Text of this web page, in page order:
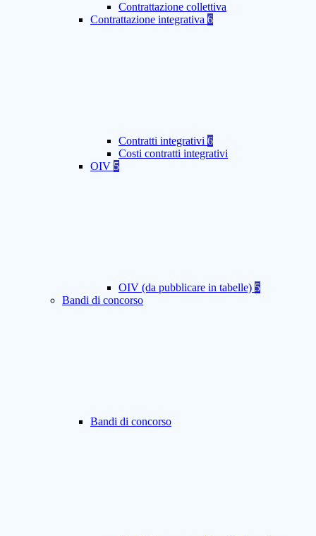
Contrattazione collettiva
Contrattazione integrativa 6
Contratti integrativi 6
Costi contratti integrativi
OIV 5
OIV (da pubblicare in tabelle) 5
Bandi di concorso
Bandi di concorso